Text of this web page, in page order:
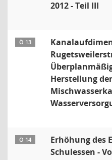
2012 - Teil III
Ö 13
Herstellung der
Ö 14
Erhöhung des
Schulessen -